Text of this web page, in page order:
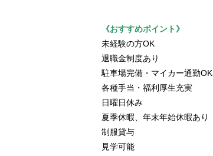
《おすすめポイント》
未経験の方OK
退職金制度あり
駐車場完備・マイカー通勤OK
各種手当・福利厚生充実
日曜日休み
夏季休暇、年末年始休暇あり
制服貸与
見学可能